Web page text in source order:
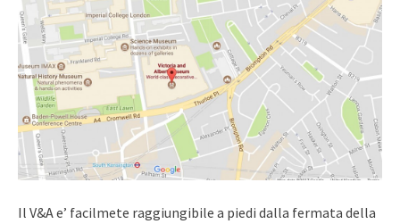
Il V&A e’ facilmete raggiungibile a piedi dalla fermata della